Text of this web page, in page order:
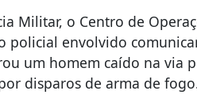
Militar, o Centro de
policial envolvido
um homem caído na via
disparos de arma de